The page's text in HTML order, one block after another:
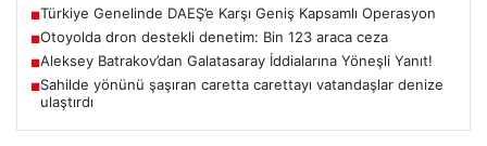
■Türkiye Genelinde DAEŞ’e Karşı Geniş Kapsamlı Operasyon
■Otoyolda dron destekli denetim: Bin 123 araca ceza
■Aleksey Batrakov’dan Galatasaray İddialarına Yöneşli Yanıt!
■Sahilde yönünü şaşıran caretta carettayı vatandaşlar denize
ulaştırdı